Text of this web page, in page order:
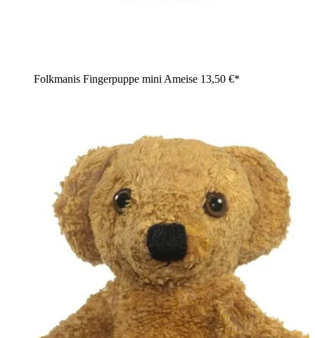
Folkmanis Fingerpuppe mini Ameise 13,50 €*